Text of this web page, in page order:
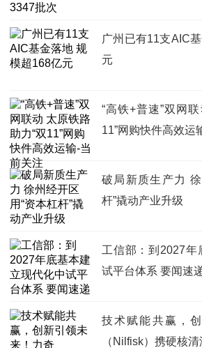
广州已有11支AIC
元
“高铁+普速”双网
11”网购快件高效运
破局新质生产力
杆”撬动产业升级
工信部：到2027年
试平台体系 要闻速
技术赋能共赢，
（Nilfisk）携硬核